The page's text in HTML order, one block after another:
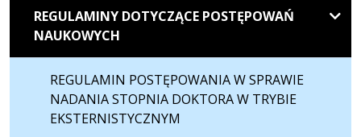
REGULAMINY DOTYCZĄCE POSTĘPOWAŃ
NAUKOWYCH
REGULAMIN POSTĘPOWANIA W SPRAWIE
NADANIA STOPNIA DOKTORA W TRYBIE
EKSTERNISTYCZNYM